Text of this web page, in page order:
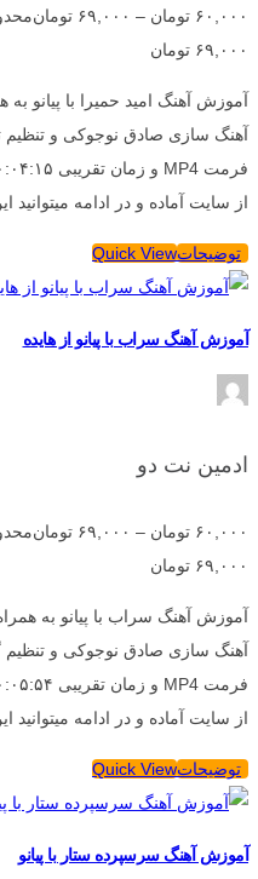
۶۰,۰۰۰ تومان – ۶۹,۰۰۰ تومان
۶۹,۰۰۰ تومان
آموزش آهنگ امید حمیرا با پیانو
آهنگ سازی صادق نوجوکی و تنظیم
از سایت آماده و در ادامه
توضیحاتQuick View
آموزش آهنگ سراب با پیانو از هایده
ادمین نت دو
۶۰,۰۰۰ تومان – ۶۹,۰۰۰ تومان
۶۹,۰۰۰ تومان
آموزش آهنگ سراب با پیانو به
آهنگ سازی صادق نوجوکی و تنظیم
از سایت آماده و در ادامه
توضیحاتQuick View
آموزش آهنگ سرسپرده ستار با پیانو